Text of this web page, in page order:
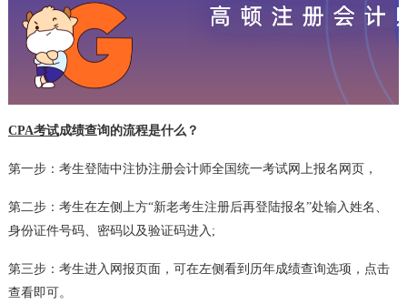
CPA考试成绩查询的流程是什么？
第一步：考生登陆中注协注册会计师全国统一考试网上报名网页，
第二步：考生在左侧上方“新老考生注册后再登陆报名”处输入姓名、
身份证件号码、密码以及验证码进入;
第三步：考生进入网报页面，可在左侧看到历年成绩查询选项，点击
查看即可。